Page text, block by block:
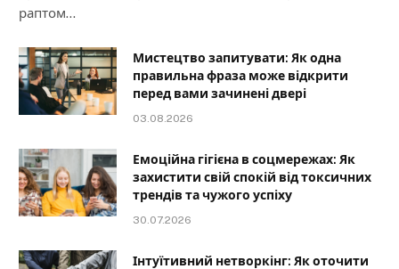
раптом…
Мистецтво запитувати: Як одна
правильна фраза може відкрити
перед вами зачинені двері
03.08.2026
Емоційна гігієна в соцмережах: Як
захистити свій спокій від токсичних
трендів та чужого успіху
30.07.2026
Інтуїтивний нетворкінг: Як оточити